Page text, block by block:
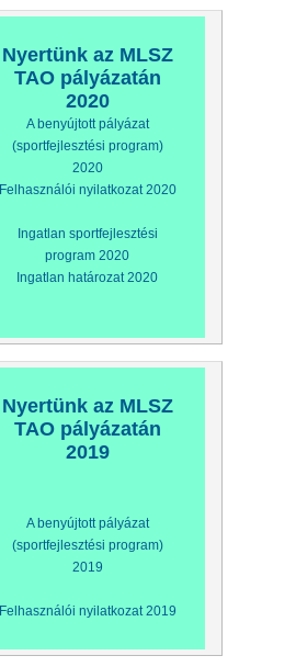
Nyertünk az MLSZ
TAO pályázatán
2020
A benyújtott pályázat
(sportfejlesztési program)
2020
Felhasználói nyilatkozat 2020
Ingatlan sportfejlesztési
program 2020
Ingatlan határozat 2020
Nyertünk az MLSZ
TAO pályázatán
2019
A benyújtott pályázat
(sportfejlesztési program)
2019
Felhasználói nyilatkozat 2019